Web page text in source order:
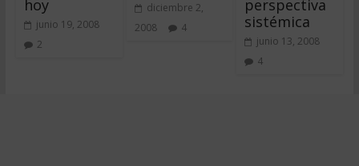
hoy
junio 19, 2008
2
diciembre 2,
2008
4
perspectiva
sistémica
junio 13, 2008
4